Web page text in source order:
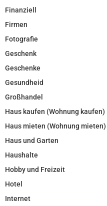
Finanziell
Firmen
Fotografie
Geschenk
Geschenke
Gesundheid
Großhandel
Haus kaufen (Wohnung kaufen)
Haus mieten (Wohnung mieten)
Haus und Garten
Haushalte
Hobby und Freizeit
Hotel
Internet